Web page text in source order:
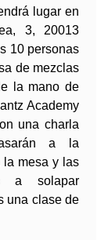
lugar en
3, 20013
10 personas
de mezclas
la mano de
Academy
una charla
a la
la mesa y las
a solapar
una clase de